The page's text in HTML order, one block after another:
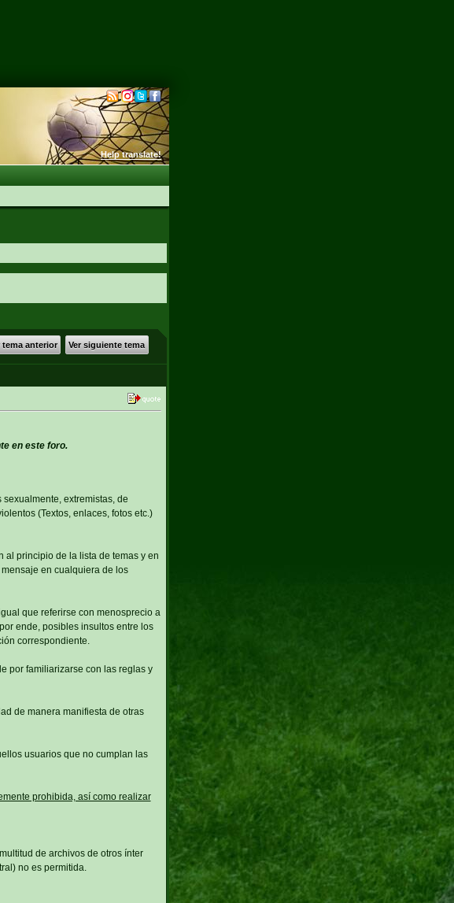
Help translate!
tema anterior Ver siguiente tema
en este foro.
extremistas, de
(Textos, enlaces, fotos etc.)
al principio de la lista de temas y en
en cualquiera de los
que referirse con menosprecio a
ende, posibles insultos entre los
correspondiente.
por familiarizarse con las reglas y
de manera manifiesta de otras
usuarios que no cumplan las
prohibida, así como realizar
de archivos de otros ínter
no es permitida.